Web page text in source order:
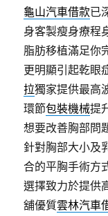
龜山汽車借款已
身客製瘦身療程
脂肪移植滿足你
更明顯引起乾眼
拉獨家提供最高
環節包裝機械提
想要改善胸部問
針對胸部大小及
合的平胸手術方
選擇致力於提供
舖優質雲林汽車